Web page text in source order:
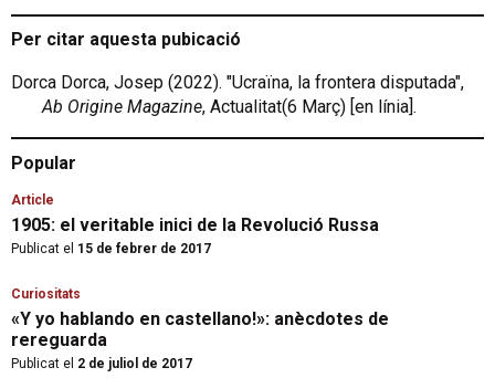
Per citar aquesta pubicació
Dorca Dorca, Josep (2022). "Ucraïna, la frontera disputada",
Ab Origine Magazine, Actualitat(6 Març) [en línia].
Popular
Article
1905: el veritable inici de la Revolució Russa
Publicat el 15 de febrer de 2017
Curiositats
«Y yo hablando en castellano!»: anècdotes de
rereguarda
Publicat el 2 de juliol de 2017